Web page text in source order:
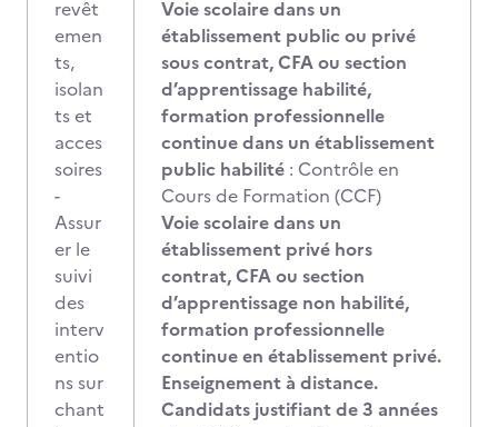
revêt
emen
ts,
isolan
ts et
acces
soires
-
Assur
er le
suivi
des
interv
entio
ns sur
chant
Voie scolaire dans un
établissement public ou privé
sous contrat, CFA ou section
d’apprentissage habilité,
formation professionnelle
continue dans un établissement
public habilité : Contrôle en
Cours de Formation (CCF)
Voie scolaire dans un
établissement privé hors
contrat, CFA ou section
d’apprentissage non habilité,
formation professionnelle
continue en établissement privé.
Enseignement à distance.
Candidats justifiant de 3 années